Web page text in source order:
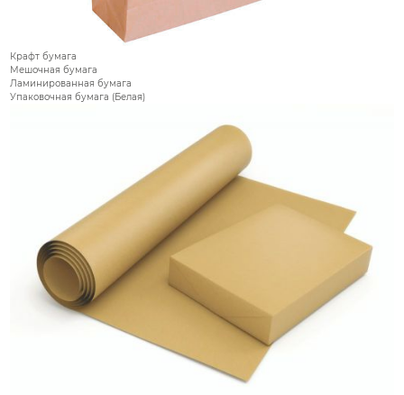
Крафт бумага
Мешочная бумага
Ламинированная бумага
Упаковочная бумага (Белая)